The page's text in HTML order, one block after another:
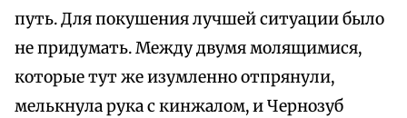
путь. Для покушения лучшей ситуации было
не придумать. Между двумя молящимися,
которые тут же изумленно отпрянули,
мелькнула рука с кинжалом, и Чернозуб